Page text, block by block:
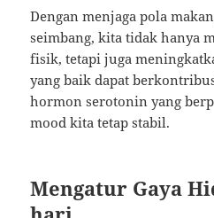
Dengan menjaga pola
seimbang, kita tidak hanya
fisik, tetapi juga
yang baik dapat
hormon serotonin yang
mood kita tetap stabil.
Mengatur Gaya